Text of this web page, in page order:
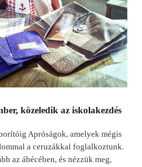
közeledik az iskolakezdés
Apróságok, amelyek mégis
a ceruzákkal foglalkoztunk.
az ábécében, és nézzük meg,